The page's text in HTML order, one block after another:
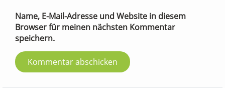
Name, E-Mail-Adresse und Website in diesem
Browser für meinen nächsten Kommentar
speichern.